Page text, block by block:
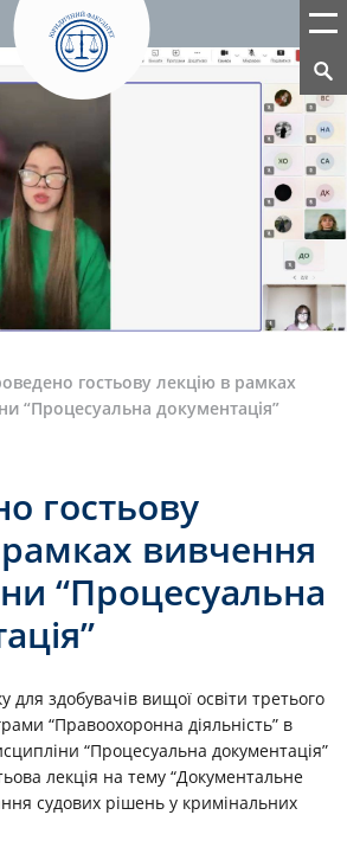
гостьову лекцію в рамках
“Процесуальна документація”
гостьову
вивчення
“Процесуальна
для здобувачів вищої освіти третього
“Правоохоронна діяльність” в
“Процесуальна документація”
лекція на тему “Документальне
судових рішень у кримінальних